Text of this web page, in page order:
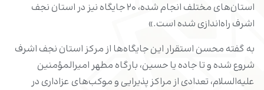
استان‌های مختلف انجام شده، ۲۰ جایگاه‌ نیز در استان نجف
اشرف راه‌اندازی شده است.»
به گفته محسن استقرار این جایگاه‌ها از مرکز استان نجف اشرف
شروع شده و تا جاده یا حسین، بارگاه مطهر امیرالمؤمنین
علیه‌السلام، تعدادی از مراکز پذیرایی و موکب‌های عزاداری در